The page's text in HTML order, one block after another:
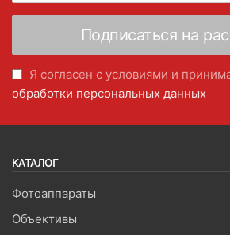
Я согласен с условиями и
обработки персональных данных
КАТАЛОГ
Фотоаппараты
Объективы